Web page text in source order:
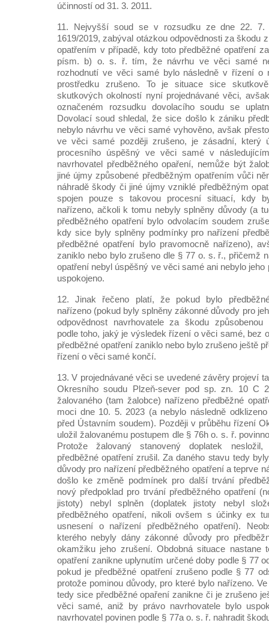
účinností od 31. 3. 2011.
11. Nejvyšší soud se v rozsudku ze dne 22.
1619/2019, zabýval otázkou odpovědnosti za škodu
opatřením v případě, kdy toto předběžné opatření
písm. b) o. s. ř. tím, že návrhu ve věci samé
rozhodnutí ve věci samé bylo následně v řízení o
prostředku zrušeno. To je situace sice
skutkových okolností nyní projednávané věci,
označeném rozsudku dovolacího soudu se
Dovolací soud shledal, že sice došlo k zániku
nebylo návrhu ve věci samé vyhověno, avšak
ve věci samé později zrušeno, je zásadní, který
procesního úspěšný ve věci samé v
navrhovatel předběžného opaření, nemůže být
jiné újmy způsobené předběžným opatřením vůči
náhradě škody či jiné újmy vzniklé předběžným
spojen pouze s takovou procesní situací, kdy
nařízeno, ačkoli k tomu nebyly splněny důvody (a
předběžného opatření bylo odvolacím soudem
kdy sice byly splněny podmínky pro nařízení
předběžné opatření bylo pravomocně nařízeno),
zaniklo nebo bylo zrušeno dle § 77 o. s. ř., přičemž
opatření nebyl úspěšný ve věci samé ani nebylo jeho
uspokojeno.
12. Jinak řečeno platí, že pokud bylo
nařízeno (pokud byly splněny zákonné důvody pro
odpovědnost navrhovatele za škodu způsobenou
podle toho, jaký je výsledek řízení o věci samé, bez
předběžné opatření zaniklo nebo bylo zrušeno ještě
řízení o věci samé končí.
13. V projednávané věci se uvedené závěry projeví
Okresního soudu Plzeň-sever pod sp. zn. 10 C
žalovaného (tam žalobce) nařízeno předběžné
moci dne 10. 5. 2023 (a nebylo následně
před Ústavním soudem). Později v průběhu řízení
uložil žalovanému postupem dle § 76h o. s. ř.
Protože žalovaný stanovený doplatek
předběžné opatření zrušil. Za daného stavu tedy
důvody pro nařízení předběžného opatření a teprve
došlo ke změně podmínek pro další trvání
nový předpoklad pro trvání předběžného opatření
jistoty) nebyl splněn (doplatek jistoty nebyl
předběžného opatření, nikoli ovšem s účinky ex
usnesení o nařízení předběžného opatření).
kterého nebyly dány zákonné důvody pro
okamžiku jeho zrušení. Obdobná situace nastane
opatření zanikne uplynutím určené doby podle § 77
pokud je předběžné opatření zrušeno podle § 77
protože pominou důvody, pro které bylo nařízeno.
tedy sice předběžné opaření zanikne či je zrušeno
věci samé, aniž by právo navrhovatele bylo
navrhovatel povinen podle § 77a o. s. ř. nahradit